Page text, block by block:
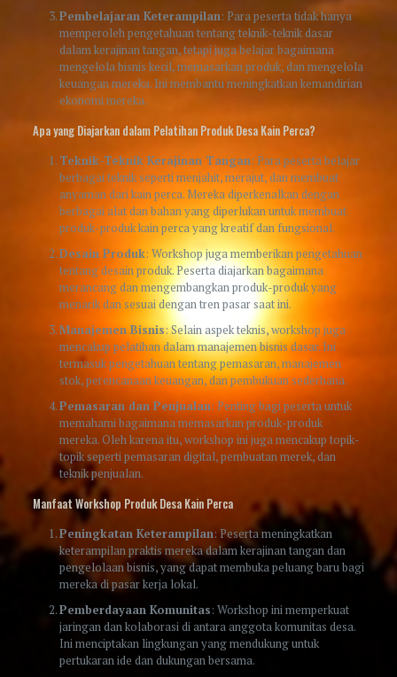
Pembelajaran Keterampilan: Para peserta tidak hanya
memperoleh pengetahuan tentang teknik-teknik dasar
dalam kerajinan tangan, tetapi juga belajar bagaimana
mengelola bisnis kecil, memasarkan produk, dan mengelola
keuangan mereka. Ini membantu meningkatkan kemandirian
ekonomi mereka.
Apa yang Diajarkan dalam Pelatihan Produk Desa Kain Perca?
Teknik-Teknik Kerajinan Tangan: Para peserta belajar
berbagai teknik seperti menjahit, merajut, dan membuat
anyaman dari kain perca. Mereka diperkenalkan dengan
berbagai alat dan bahan yang diperlukan untuk membuat
produk-produk kain perca yang kreatif dan fungsional.
Desain Produk: Workshop juga memberikan pengetahuan
tentang desain produk. Peserta diajarkan bagaimana
merancang dan mengembangkan produk-produk yang
menarik dan sesuai dengan tren pasar saat ini.
Manajemen Bisnis: Selain aspek teknis, workshop juga
mencakup pelatihan dalam manajemen bisnis dasar. Ini
termasuk pengetahuan tentang pemasaran, manajemen
stok, perencanaan keuangan, dan pembukuan sederhana.
Pemasaran dan Penjualan: Penting bagi peserta untuk
memahami bagaimana memasarkan produk-produk
mereka. Oleh karena itu, workshop ini juga mencakup topik-
topik seperti pemasaran digital, pembuatan merek, dan
teknik penjualan.
Manfaat Workshop Produk Desa Kain Perca
Peningkatan Keterampilan: Peserta meningkatkan
keterampilan praktis mereka dalam kerajinan tangan dan
pengelolaan bisnis, yang dapat membuka peluang baru bagi
mereka di pasar kerja lokal.
Pemberdayaan Komunitas: Workshop ini memperkuat
jaringan dan kolaborasi di antara anggota komunitas desa.
Ini menciptakan lingkungan yang mendukung untuk
pertukaran ide dan dukungan bersama.